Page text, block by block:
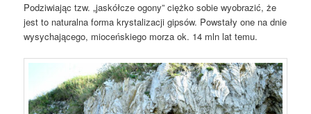
Podziwiając tzw. „jaskółcze ogony” ciężko sobie wyobrazić, że
jest to naturalna forma krystalizacji gipsów. Powstały one na dnie
wysychającego, mioceńskiego morza ok. 14 mln lat temu.